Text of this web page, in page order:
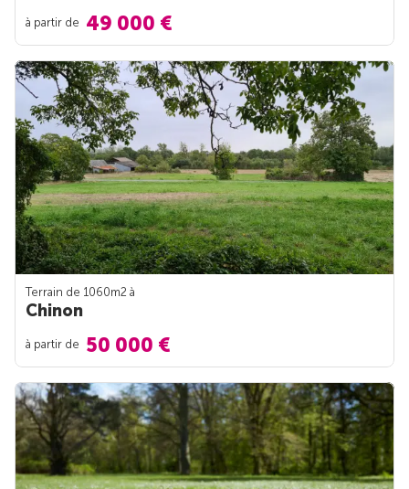
à partir de 49 000 €
Terrain de 1060m2 à
Chinon
à partir de 50 000 €